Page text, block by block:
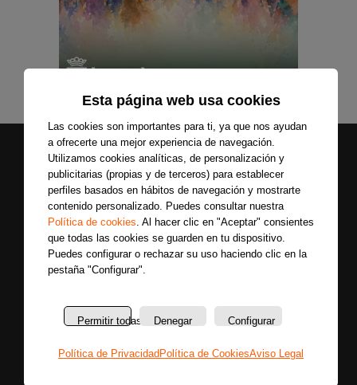
Esta página web usa cookies
Las cookies son importantes para ti, ya que nos ayudan
a ofrecerte una mejor experiencia de navegación.
Utilizamos cookies analíticas, de personalización y
publicitarias (propias y de terceros) para establecer
perfiles basados en hábitos de navegación y mostrarte
contenido personalizado. Puedes consultar nuestra
Política de cookies. Al hacer clic en "Aceptar" consientes
que todas las cookies se guarden en tu dispositivo.
Puedes configurar o rechazar su uso haciendo clic en la
pestaña "Configurar".
Permitir todas Denegar Configurar
Política de Privacidad Política de CookiesAviso Legal
Secciones
Últimas
Colaboradores
Entrevistas
Programas
Sobre
emisora
Política
de
Síguenos
entérate primero
noticias más